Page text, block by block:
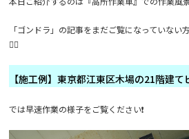
「ゴンドラ」の記事をまだご覧になっていな
🙇‍♂️
【施工例】東京都江東区木場の21階建て
では早速作業の様子をご覧ください❗